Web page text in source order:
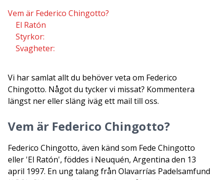
Vem är Federico Chingotto?
El Ratón
Styrkor:
Svagheter:
Vi har samlat allt du behöver veta om Federico
Chingotto. Något du tycker vi missat? Kommentera
längst ner eller släng iväg ett mail till oss.
Vem är Federico Chingotto?
Federico Chingotto, även känd som Fede Chingotto
eller 'El Ratón', föddes i Neuquén, Argentina den 13
april 1997. En ung talang från Olavarrías Padelsamfund